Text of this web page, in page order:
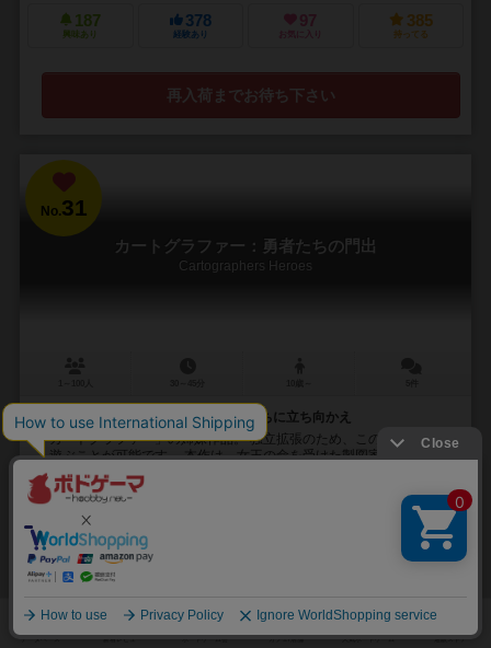
187
興味あり
378
経験あり
97
お気に入り
385
持ってる
再入荷までお待ち下さい
No.31
カートグラファー：勇者たちの門出
Cartographers Heroes
新要素「勇者カード」を使って怪物たちに立ち向かえ
「カートグラファー」の姉妹作品。 独立拡張のため、この作品単独で
も遊ぶことが可能です。 本作は、女王の命を受けた製図家（カートグ
ラファー）となって、ランダムに引いたカ...
87
興味あり
370
持ってる